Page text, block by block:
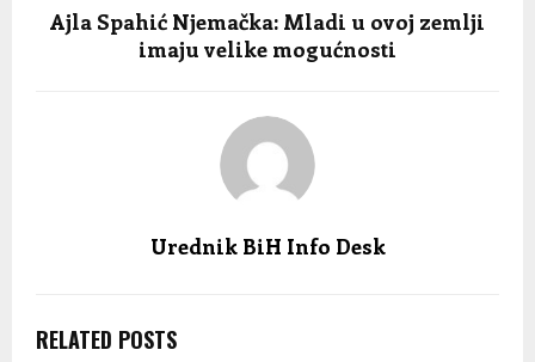
Ajla Spahić Njemačka: Mladi u ovoj zemlji
imaju velike mogućnosti
Urednik BiH Info Desk
RELATED POSTS